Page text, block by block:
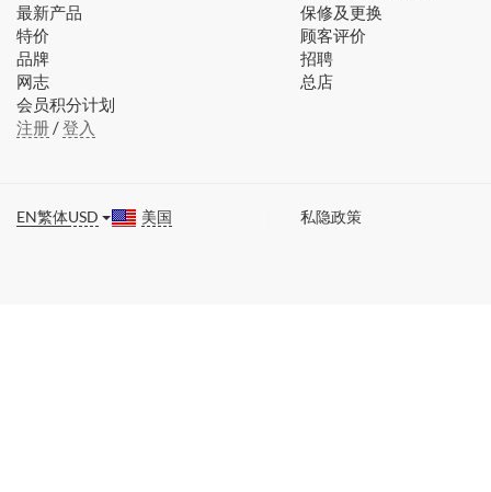
最新产品
特价
品牌
网志
会员积分计划
注册/登入
保修及更换
顾客评价
招聘
总店
EN繁体USD 美国 私隐政策